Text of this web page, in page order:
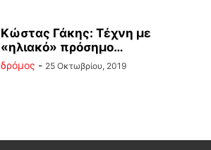
Κώστας Γάκης: Τέχνη με
«ηλιακό» πρόσημο…
δρόμος - 25 Οκτωβρίου, 2019